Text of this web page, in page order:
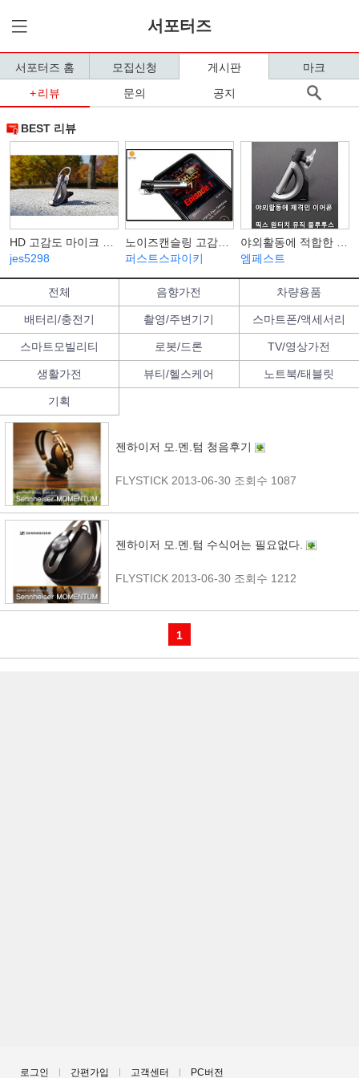
서포터즈
서포터즈 홈 모집신청 게시판
마크
리뷰
문의 공지
BEST 리뷰
jes5298
퍼스트스파이키
엠페스트
전체 음향가전 차량용품
배터리/충전기 촬영/주변기기 스마트폰/액세서리
스마트모빌리티 로봇/드론 TV/영상가전
생활가전 뷰티/헬스케어 노트북/태블릿
기획
젠하이저 모.멘.텀 청음후기
FLYSTICK 2013-06-30 조회수 1087
젠하이저 모.멘.텀 수식어는 필요없다.
FLYSTICK 2013-06-30 조회수 1212
1
로그인 간편가입 고객센터 PC버전